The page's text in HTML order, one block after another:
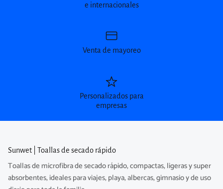
e internacionales
Venta de mayoreo
Personalizados para
empresas
Sunwet | Toallas de secado rápido
Toallas de microfibra de secado rápido, compactas, ligeras y super
absorbentes, ideales para viajes, playa, albercas, gimnasio y de uso